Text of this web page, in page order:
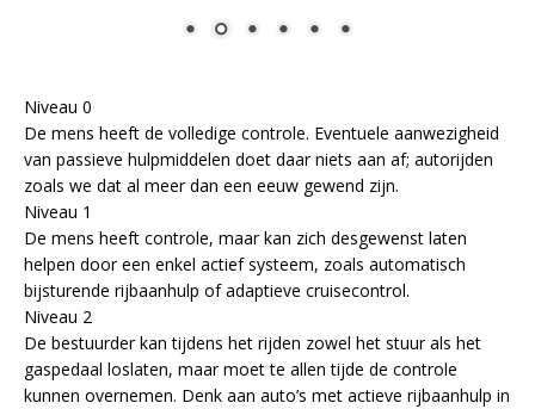
Niveau 0
De mens heeft de volledige controle. Eventuele aanwezigheid
van passieve hulpmiddelen doet daar niets aan af; autorijden
zoals we dat al meer dan een eeuw gewend zijn.
Niveau 1
De mens heeft controle, maar kan zich desgewenst laten
helpen door een enkel actief systeem, zoals automatisch
bijsturende rijbaanhulp of adaptieve cruisecontrol.
Niveau 2
De bestuurder kan tijdens het rijden zowel het stuur als het
gaspedaal loslaten, maar moet te allen tijde de controle
kunnen overnemen. Denk aan auto’s met actieve rijbaanhulp in